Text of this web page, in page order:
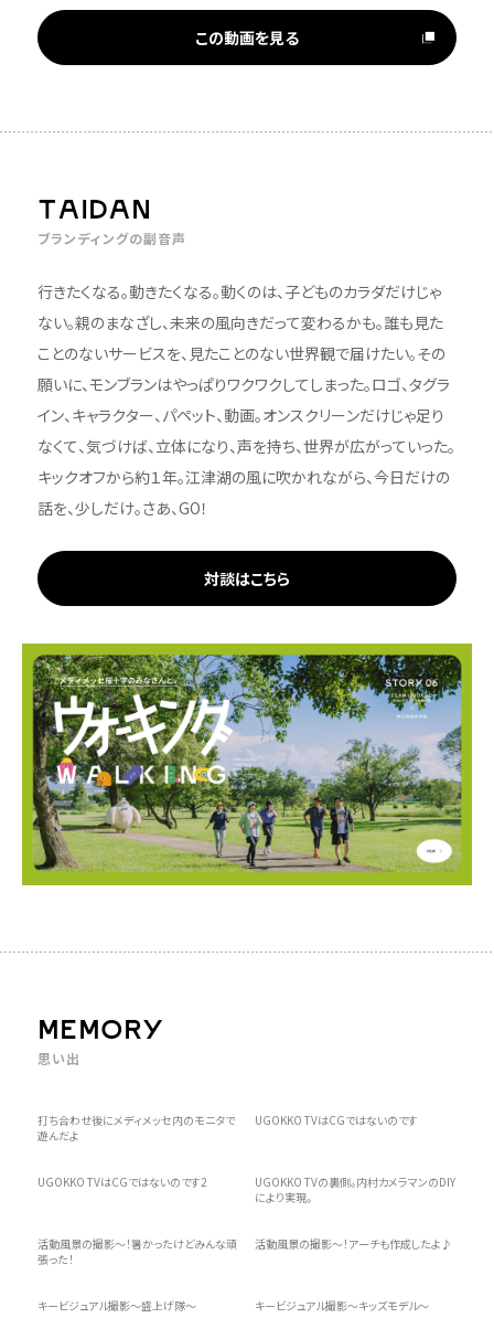
この動画を見る
TAIDAN
ブランディングの副音声
行きたくなる。動きたくなる。動くのは、子どものカラダだけじゃ
ない。親のまなざし、未来の風向きだって変わるかも。誰も見た
ことのないサービスを、見たことのない世界観で届けたい。その
願いに、モンブランはやっぱりワクワクしてしまった。ロゴ、タグラ
イン、キャラクター、パペット、動画。オンスクリーンだけじゃ足り
なくて、気づけば、立体になり、声を持ち、世界が広がっていった。
キックオフから約１年。江津湖の風に吹かれながら、今日だけの
話を、少しだけ。さあ、GO！
対談はこちら
MEMORY
思い出
打ち合わせ後にメディメッセ内のモニタで
遊んだよ
UGOKKO TVはCGではないのです
UGOKKO TVはCGではないのです2
UGOKKO TVの裏側。内村カメラマンのDIY
により実現。
活動風景の撮影〜！暑かったけどみんな頑
張った！
活動風景の撮影〜！アーチも作成したよ♪
キービジュアル撮影〜盛上げ隊〜 キービジュアル撮影〜キッズモデル〜